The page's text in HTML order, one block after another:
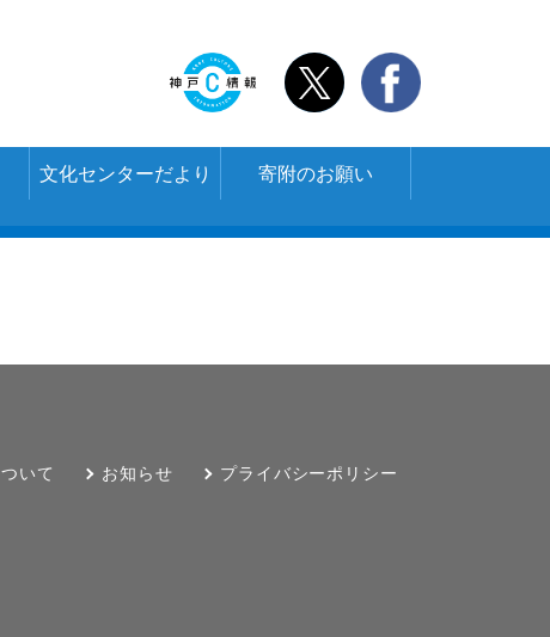
文化センターだより 寄附のお願い
いて お知らせ プライバシーポリシー